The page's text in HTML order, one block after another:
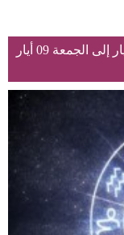
توقعات مولود برج "الثور" من السبت 03 أيار إلى الجمعة 09 أيار